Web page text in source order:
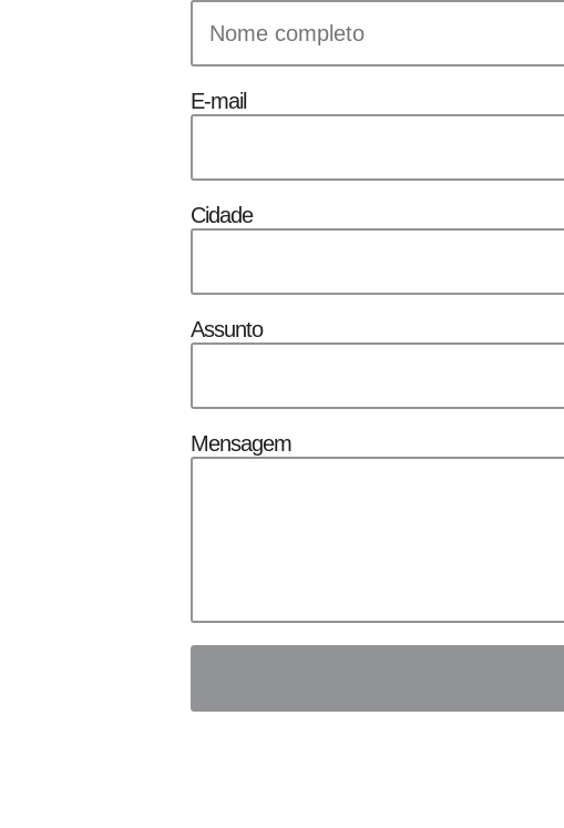
E-mail
Cidade
Assunto
Mensagem